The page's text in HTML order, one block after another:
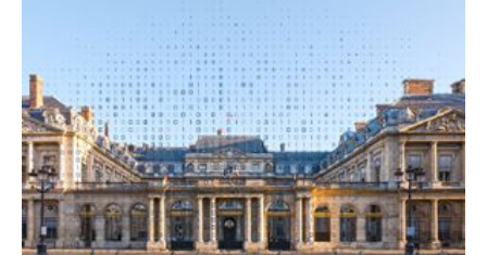
nouvellement
dégrad...
poursuit
sa
transformation
numérique
pour
une